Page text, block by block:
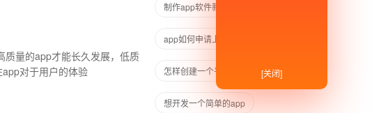
质量的app才能长久发展，低质
对于用户的体验
制作app软件新闻代码
app如何申请上线
怎样创建一个平台软件
想开发一个简单的app
[关闭]